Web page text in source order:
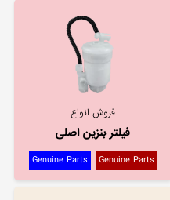
فروش انواع
فیلتر بنزین اصلی
Genuine Parts
Genuine Parts